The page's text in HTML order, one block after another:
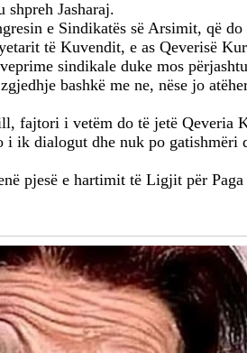
Jasharaj.
e Sindikatës së Arsimit, që
të Kuvendit, e as Qeverisë
sindikale duke mos
bashkë me ne, nëse jo
fajtori i vetëm do të jetë Qeveria
ik dialogut dhe nuk po
pjesë e hartimit të Ligjit për